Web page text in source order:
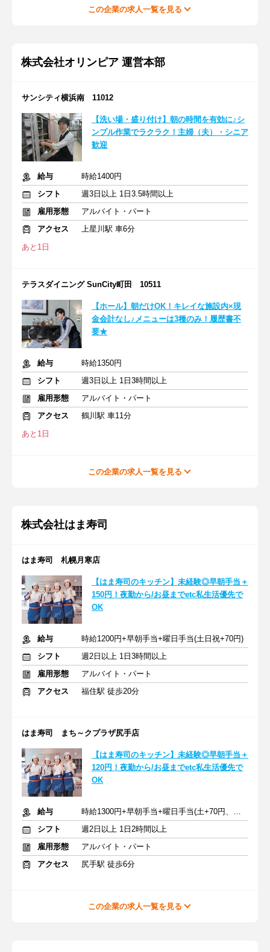
この企業の求人一覧を見る
株式会社オリンピア 運営本部
サンシティ横浜南 11012
【洗い場・盛り付け】朝の時間を有効に♪シ
ンプル作業でラクラク！主婦（夫）・シニア
歓迎
給与
時給1400円
シフト
週3日以上 1日3.5時間以上
雇用形態
アルバイト・パート
アクセス
上星川駅 車6分
あと1日
テラスダイニング SunCity町田 10511
【ホール】朝だけOK！キレイな施設内×現
金会計なし♪メニューは3種のみ！履歴書不
要★
給与
時給1350円
シフト
週3日以上 1日3時間以上
雇用形態
アルバイト・パート
アクセス
鶴川駅 車11分
あと1日
この企業の求人一覧を見る
株式会社はま寿司
はま寿司 札幌月寒店
【はま寿司のキッチン】未経験◎早朝手当＋
150円！夜勤から/お昼までetc私生活優先で
OK
給与
時給1200円+早朝手当+曜日手当(土日祝+70円)
シフト
週2日以上 1日3時間以上
雇用形態
アルバイト・パート
アクセス
福住駅 徒歩20分
はま寿司 まち～クプラザ尻手店
【はま寿司のキッチン】未経験◎早朝手当＋
120円！夜勤から/お昼までetc私生活優先で
OK
給与
時給1300円+早朝手当+曜日手当(土+70円、日祝+100円)
シフト
週2日以上 1日2時間以上
雇用形態
アルバイト・パート
アクセス
尻手駅 徒歩6分
この企業の求人一覧を見る